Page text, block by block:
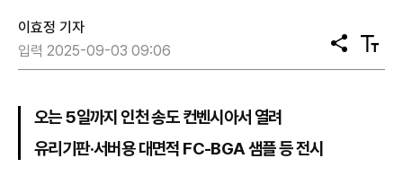
이효정 기자
입력 2025-09-03 09:06
공
유
텍
스
오는 5일까지 인천 송도 컨벤시아서 열려
유리기판·서버용 대면적 FC-BGA 샘플 등 전시